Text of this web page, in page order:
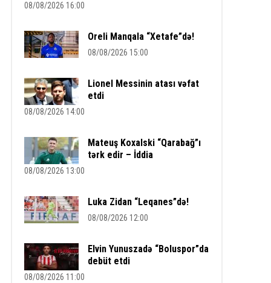
08/08/2026 16:00
Oreli Manqala “Xetafe”də!
08/08/2026 15:00
Lionel Messinin atası vəfat
etdi
08/08/2026 14:00
Mateuş Koxalski “Qarabağ”ı
tərk edir – İddia
08/08/2026 13:00
Luka Zidan “Leqanes”də!
08/08/2026 12:00
Elvin Yunuszadə “Boluspor”da
debüt etdi
08/08/2026 11:00